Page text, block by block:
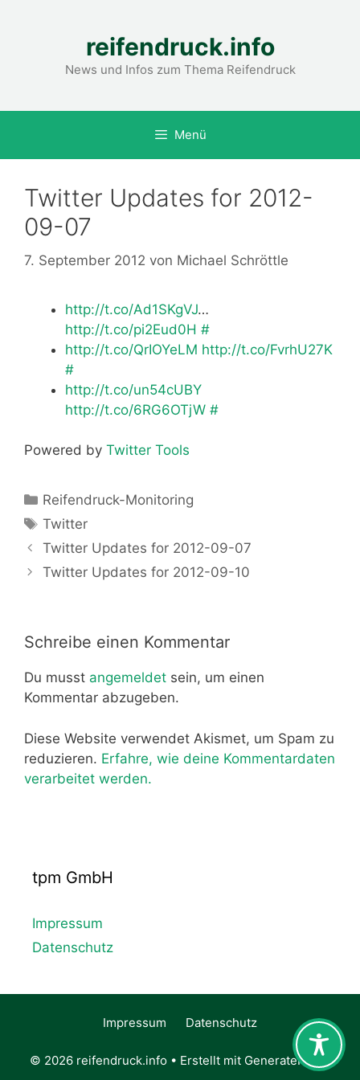
reifendruck.info
News und Infos zum Thema Reifendruck
Menü
Twitter Updates for 2012-
09-07
7. September 2012 von Michael Schröttle
http://t.co/Ad1SKgVJ…
http://t.co/pi2Eud0H #
http://t.co/QrIOYeLM http://t.co/FvrhU27K
#
http://t.co/un54cUBY
http://t.co/6RG6OTjW #
Powered by Twitter Tools
Kategorien
Reifendruck-Monitoring
Schlagwörter
Twitter
Twitter Updates for 2012-09-07
Twitter Updates for 2012-09-10
Schreibe einen Kommentar
Du musst angemeldet sein, um einen
Kommentar abzugeben.
Diese Website verwendet Akismet, um Spam zu
reduzieren. Erfahre, wie deine Kommentardaten
verarbeitet werden.
tpm GmbH
Impressum
Datenschutz
Impressum Datenschutz
© 2026 reifendruck.info • Erstellt mit GeneratePress